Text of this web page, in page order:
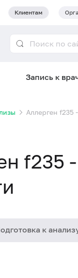
Клиентам
Запись к
Аллерген f235
f235
к